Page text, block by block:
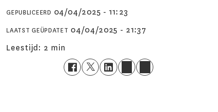
GEPUBLICEERD 04/04/2025 - 11:23
LAATST GEÜPDATET
04/04/2025 - 21:37
Leestijd: 2 min